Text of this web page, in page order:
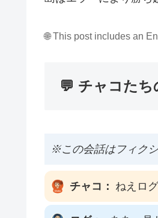
🌐 This post includes an
💬 チャコた
※この会話はフィク
チャコ： ねえロ